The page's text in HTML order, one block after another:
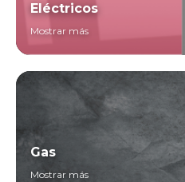
Eléctricos
Mostrar más
Gas
Mostrar más